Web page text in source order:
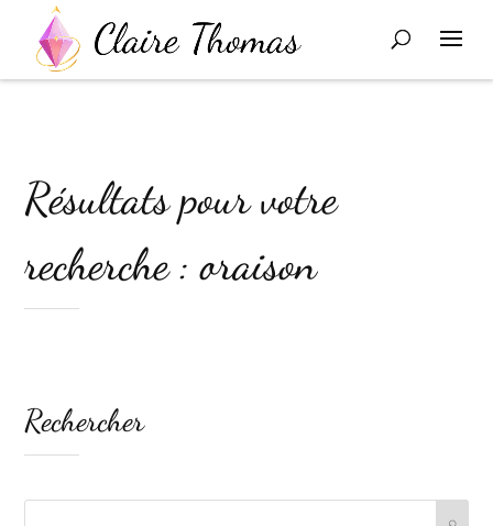
Résultats pour votre
recherche : oraison
Rechercher